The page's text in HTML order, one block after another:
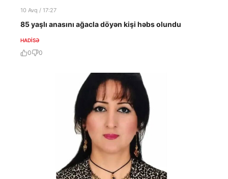
10 Avq / 17:27
85 yaşlı anasını ağacla döyən kişi həbs olundu
HADISƏ
0 0